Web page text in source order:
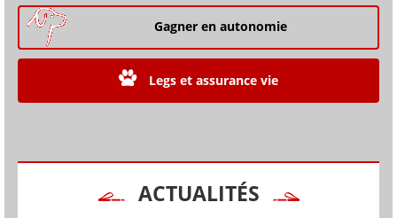
Gagner en autonomie
Legs et assurance vie
ACTUALITÉS